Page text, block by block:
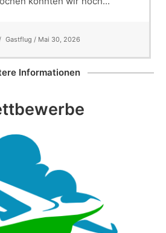
Gastflug / Mai 30, 2026
Informationen